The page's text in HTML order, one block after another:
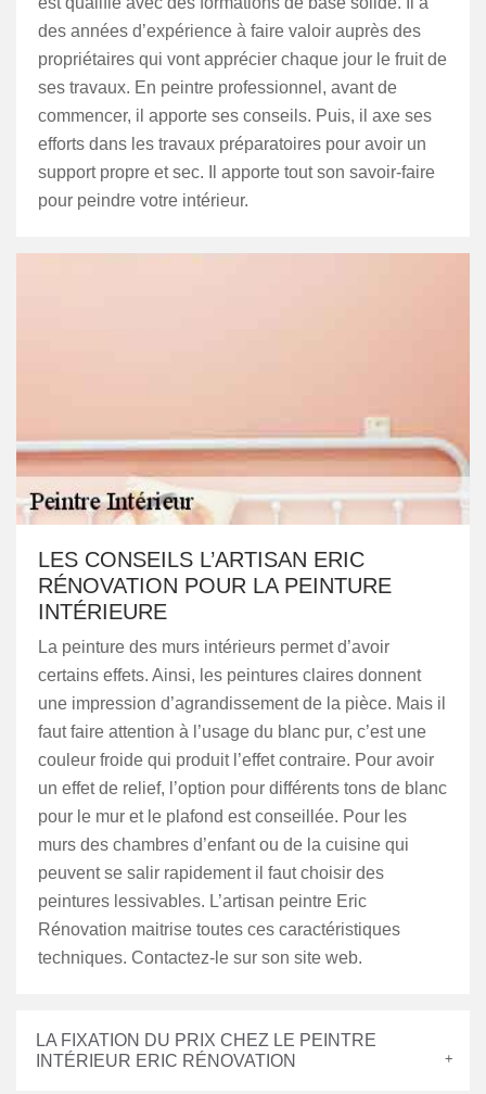
des années d’expérience à faire valoir auprès des
propriétaires qui vont apprécier chaque jour le fruit de
ses travaux. En peintre professionnel, avant de
commencer, il apporte ses conseils. Puis, il axe ses
efforts dans les travaux préparatoires pour avoir un
support propre et sec. Il apporte tout son savoir-faire
pour peindre votre intérieur.
LES CONSEILS L’ARTISAN ERIC
RÉNOVATION POUR LA PEINTURE
INTÉRIEURE
La peinture des murs intérieurs permet d’avoir
certains effets. Ainsi, les peintures claires donnent
une impression d’agrandissement de la pièce. Mais il
faut faire attention à l’usage du blanc pur, c’est une
couleur froide qui produit l’effet contraire. Pour avoir
un effet de relief, l’option pour différents tons de blanc
pour le mur et le plafond est conseillée. Pour les
murs des chambres d’enfant ou de la cuisine qui
peuvent se salir rapidement il faut choisir des
peintures lessivables. L’artisan peintre Eric
Rénovation maitrise toutes ces caractéristiques
techniques. Contactez-le sur son site web.
LA FIXATION DU PRIX CHEZ LE PEINTRE
INTÉRIEUR ERIC RÉNOVATION